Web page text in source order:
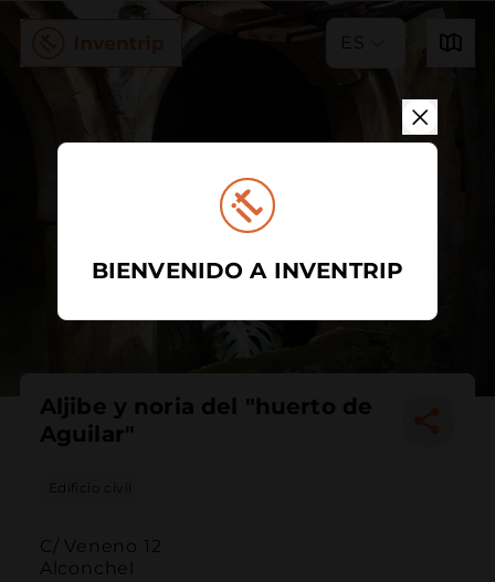
ES
Aljibe y noria del "huerto de
Aguilar"
Edificio civil
C/ Veneno 12
Alconchel
BIENVENIDO A INVENTRIP